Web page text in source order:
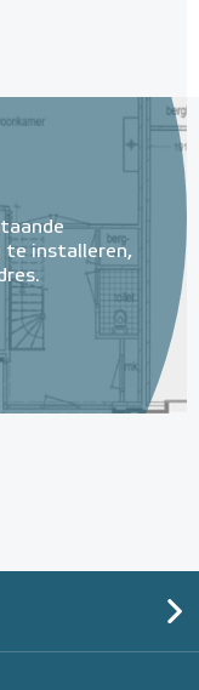
te installeren,